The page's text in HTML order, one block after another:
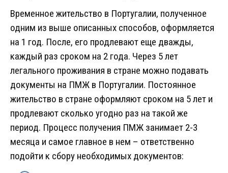
Временное жительство в Португалии, полученное
одним из выше описанных способов, оформляется
на 1 год. После, его продлевают еще дважды,
каждый раз сроком на 2 года. Через 5 лет
легального проживания в стране можно подавать
документы на ПМЖ в Португалии. Постоянное
жительство в стране оформляют сроком на 5 лет и
продлевают сколько угодно раз на такой же
период. Процесс получения ПМЖ занимает 2-3
месяца и самое главное в нем – ответственно
подойти к сбору необходимых документов: